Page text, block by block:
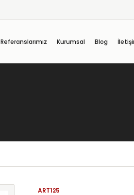
Referanslarımız Kurumsal Blog
ART125